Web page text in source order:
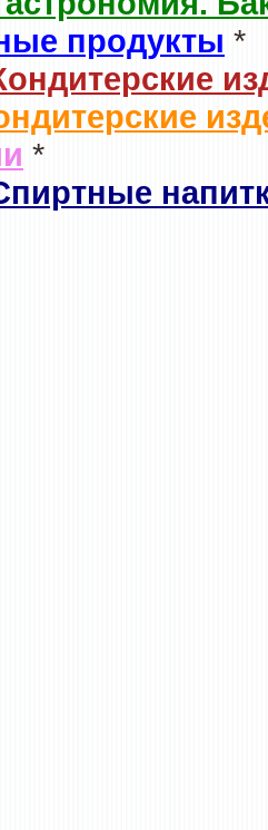
продукты *
*